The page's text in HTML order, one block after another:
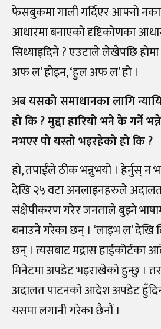
फेसबुकमा गाली गर्दिएर आफ्नो
आधारमा बनाएको दृष्टिकोणका
सिध्याइदिने ? एउटाले लेखेपछि
अफ ल’ होइन, ‘हुल अफ ल’ हो ।
अब यसको समाधानका लागि
हो कि ? मुद्दा हारियो भने के गर्ने
नभएर पो यस्तो भइरहेको हो कि ?
हो, तपाईंले ठीक भन्नुभयो । हेर्नुस् न
देखि २५ वटा अनलाइनहरुले
संक्षेपीकरण गरेर जनताले बुझ्ने
बनाउने गरेका छन् । ‘लाइभ ल’ देखि
छन् । त्यसबाट मद्रास हाईकोर्टका
मिनेटमा अपडेट भइराखेको हुन्छु । तर,
अदालत पाटनको आदेश अपडेट हुँदिनँ
यसमा लगानी गरेका छैनौं ।